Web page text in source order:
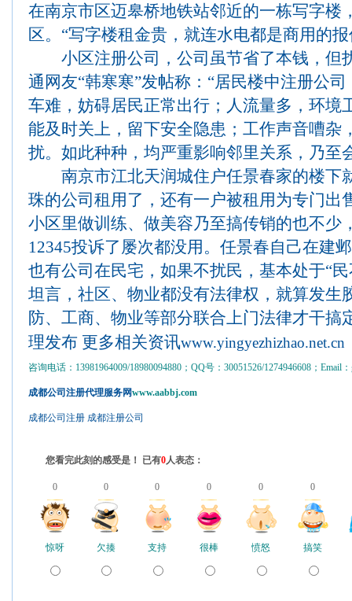
在南京市区迈皋桥地铁站邻近的一栋写字楼
区。“写字楼租金贵，就连水电都是商用的
小区注册公司，公司虽节省了本钱，但
通网友“韩寒寒”发帖称：“居民楼中注册公
车难，妨碍居民正常出行；人流量多，环境
能及时关上，留下安全隐患；工作声音嘈杂
扰。如此种种，均严重影响邻里关系，乃至
南京市江北天润城住户任景春家的楼下
珠的公司租用了，还有一户被租用为专门出
小区里做训练、做美容乃至搞传销的也不少
12345投诉了屡次都没用。任景春自己在建
也有公司在民宅，如果不扰民，基本处于“
坦言，社区、物业都没有法律权，就算发生
防、工商、物业等部分联合上门法律才干搞
理发布 更多相关资讯www.yingyezhizhao.net.cn
咨询电话：13981964009/18980094880；QQ号：30051526/1274946608；Email
成都公司注册代理服务网www.aabbj.com
成都公司注册 成都注册公司
您看完此刻的感受是！ 已有0人表态：
0 0 0 0 0 0
惊呀 欠揍 支持 很棒 愤怒 搞笑